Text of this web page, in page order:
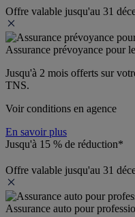
Offre valable jusqu'au 31
Assurance prévoyance pour
Jusqu'à 2 mois offerts sur
TNS.
Voir conditions en agence
En savoir plus
Jusqu'à 15 % de réduction*
Offre valable jusqu'au 31
Assurance auto pour